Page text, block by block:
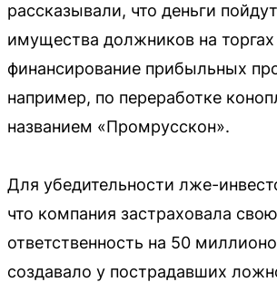
рассказывали, что деньги
имущества должников на торгах
финансирование прибыльных
например, по переработке
названием «Промрусскон».
Для убедительности лже-
что компания застраховала свою
ответственность на 50
создавало у пострадавших